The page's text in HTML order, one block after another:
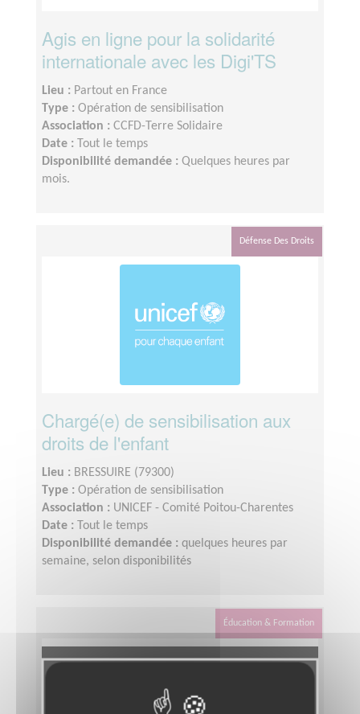
Agis en ligne pour la solidarité
internationale avec les Digi'TS
Lieu : Partout en France
Type : Opération de sensibilisation
Association : CCFD-Terre Solidaire
Date :
Tout le temps
Disponibilité demandée : Quelques heures par
mois.
Défense Des Droits
Chargé(e) de sensibilisation aux
droits de l'enfant
Lieu : BRESSUIRE (79300)
Type : Opération de sensibilisation
Association : UNICEF - Comité Poitou-Charentes
Date :
Tout le temps
Disponibilité demandée : quelques heures par
semaine, selon disponibilités
Éducation & Formation